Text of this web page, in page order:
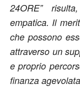
24ORE”
empatica. Il
che possono
attraverso un
e proprio
finanza